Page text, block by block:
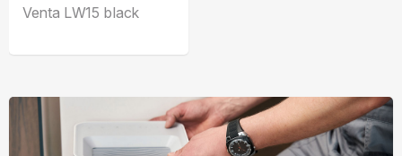
Venta LW15 black